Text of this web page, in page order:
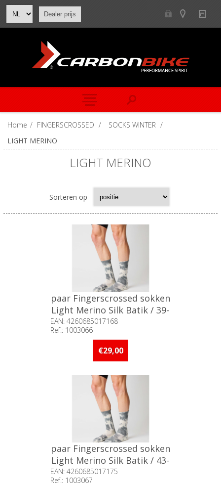
Dealer prijs
Home / FINGERSCROSSED / SOCKS WINTER /
LIGHT MERINO
LIGHT MERINO
Sorteren op
paar Fingerscrossed sokken
Light Merino Silk Batik / 39-
42
EAN: 4260685017168
Ref.: 1003066
Beschikbaarheid:: Niet voorradig
€29,00
paar Fingerscrossed sokken
Light Merino Silk Batik / 43-
46
EAN: 4260685017175
Ref.: 1003067